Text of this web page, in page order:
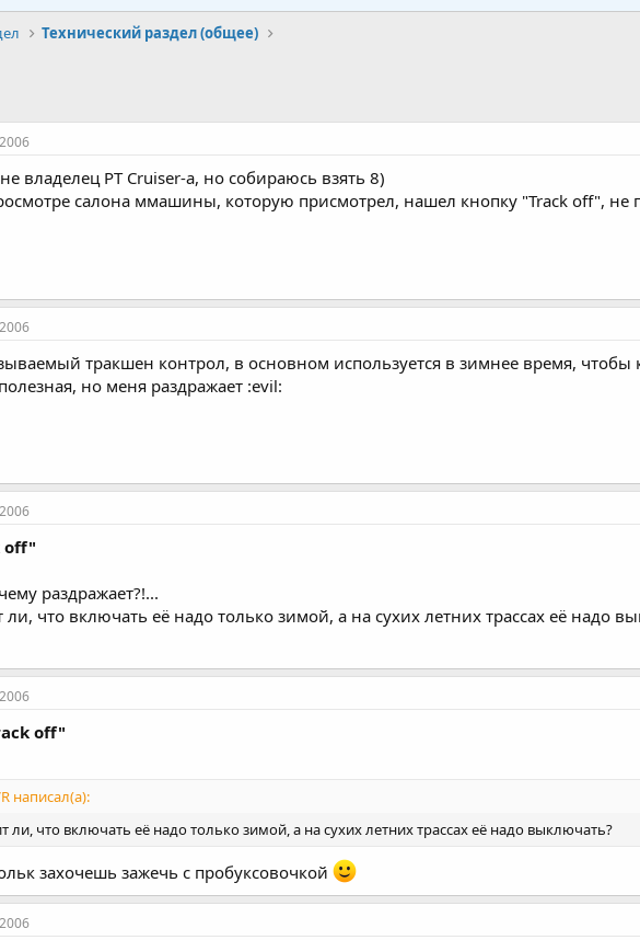
Технический раздел (общее)
владелец PT Cruiser-а, но собираюсь взять 8)
салона ммашины, которую присмотрел, нашел кнопку "Track off", не
тракшен контрол, в основном используется в зимнее время,
но меня раздражает :evil:
off"
раздражает?!...
ли, что включать её надо только зимой, а на сухих летних трассах её надо
off"
написал(а):
ли, что включать её надо только зимой, а на сухих летних трассах её надо выключать?
захочешь зажечь с пробуксовочкой